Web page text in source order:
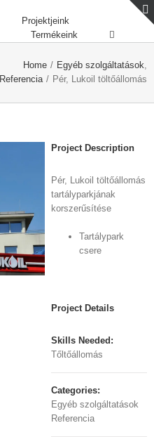
Projektjeink
Termékeink
Home / Egyéb szolgáltatások,
Referencia / Pér, Lukoil töltőállomás
Project Description
Pér, Lukoil töltőállomás
tartályparkjának
korszerűsítése
Tartálypark
csere
Project Details
Skills Needed:
Tőltőállomás
Categories:
Egyéb szolgáltatások
Referencia